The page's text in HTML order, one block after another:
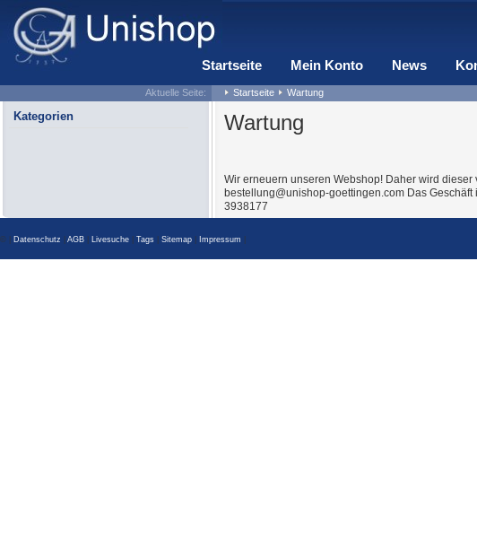
Startseite Mein Konto News
Aktuelle Seite: Startseite Wartung
Wartung
Wir erneuern unseren Webshop! Daher wird
bestellung@unishop-goettingen.com Das
3938177
Kategorien
© | Datenschutz AGB Livesuche Tags Sitemap Impressum